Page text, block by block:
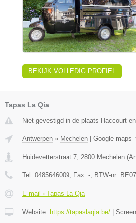
BEKIJK VOLLEDIG PROFIEL
Tapas La Qia
Niet gevestigd in de plaats Haccourt
Antwerpen » Mechelen Google maps
Huidevetterstraat 7, 2800 Mechelen (
Tel: 0485646009, Fax: -, BTW-nr:
E-mail › Tapas La Qia
Website: https://tapaslaqia.be/